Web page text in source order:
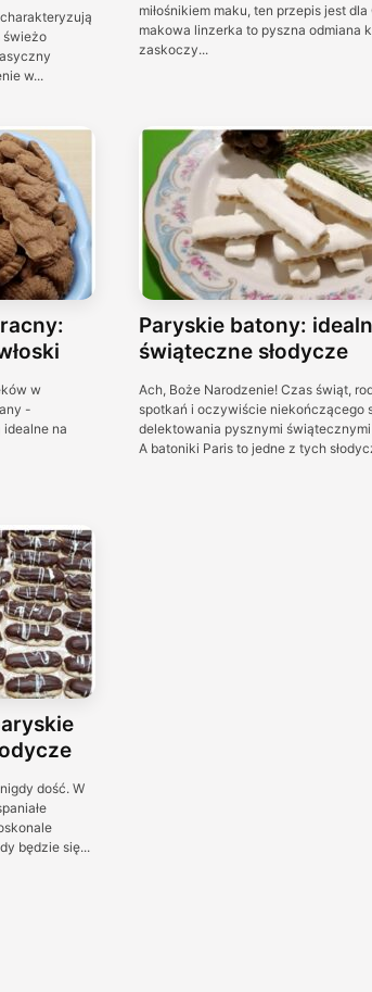
świeżo
w...
miłośnikiem maku, ten przepis jest dla
makowa linzerka to pyszna odmiana
zaskoczy...
w
-
na
Paryskie batony:
świąteczne słodycze
Ach, Boże Narodzenie! Czas świąt,
spotkań i oczywiście niekończącego
delektowania pysznymi świątecznymi
A batoniki Paris to jedne z tych
dość. W
będzie się...